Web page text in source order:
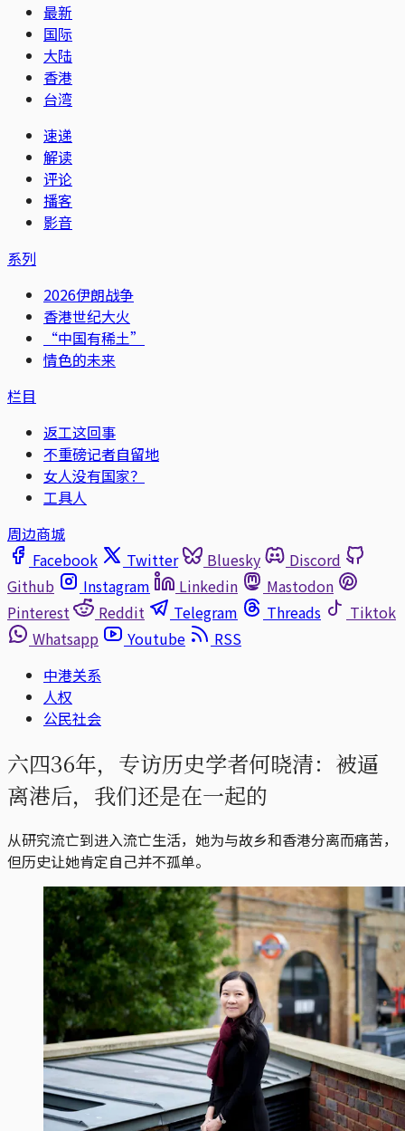
最新
国际
大陆
香港
台湾
速递
解读
评论
播客
影音
系列
2026伊朗战争
香港世纪大火
“中国有稀土”
情色的未来
栏目
返工这回事
不重磅记者自留地
女人没有国家？
工具人
周边商城
Facebook
Twitter Bluesky
Discord
Github
Instagram Linkedin
Mastodon
Pinterest
Reddit Telegram Threads
Tiktok
Whatsapp
Youtube
RSS
中港关系
人权
公民社会
六四36年，专访历史学者何晓清：被逼
离港后，我们还是在一起的
从研究流亡到进入流亡生活，她为与故乡和香港分离而痛苦，
但历史让她肯定自己并不孤单。